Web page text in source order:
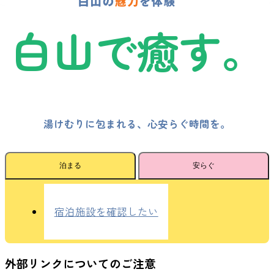
白山で癒す。
湯けむりに包まれる、心安らぐ時間を。
泊まる 安らぐ
宿泊施設を確認したい
外部リンクについてのご注意